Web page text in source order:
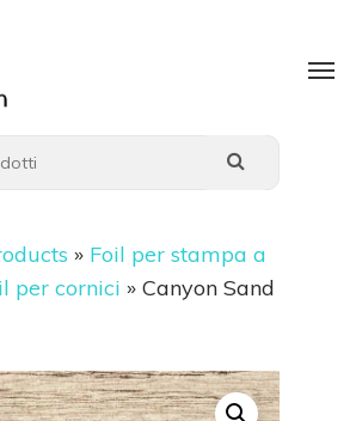
» Foil per stampa a
per cornici » Canyon Sand